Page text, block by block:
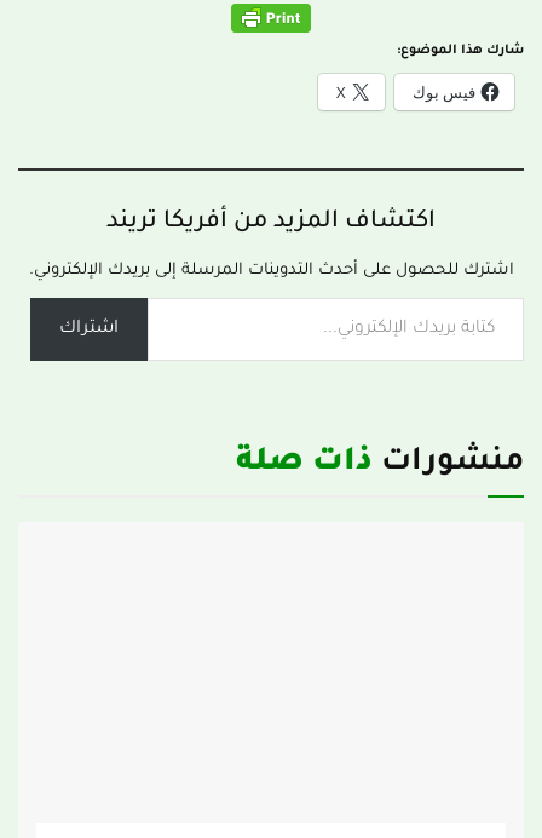
شارك هذا الموضوع:
فيس بوك X
اكتشاف المزيد من أفريكا تريند
اشترك للحصول على أحدث التدوينات المرسلة إلى بريدك الإلكتروني.
اشتراك
منشورات ذات صلة